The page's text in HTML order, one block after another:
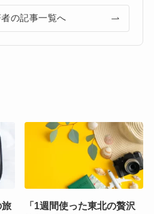
者の記事一覧へ
旅
「1週間使った東北の贅沢